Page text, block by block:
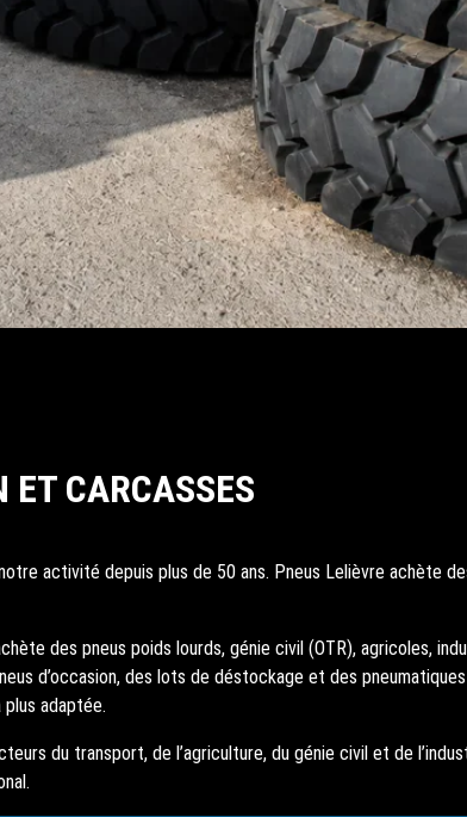
ET CARCASSES
activité depuis plus de 50 ans. Pneus Lelièvre achète
des pneus poids lourds, génie civil (OTR), agricoles,
d’occasion, des lots de déstockage et des
adaptée.
du transport, de l’agriculture, du génie civil et de